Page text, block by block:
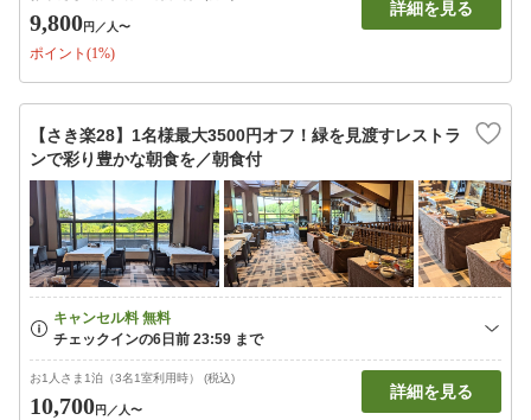
9,800円 ／人〜
ポイント(1%)
詳細を見る
【さき楽28】1名様最大3500円オフ！緑を見渡すレストラ
ンで彩り豊かな朝食を／朝食付
お1人さま1泊（3名1室利用時） (税込)
10,700円 ／人〜
詳細を見る